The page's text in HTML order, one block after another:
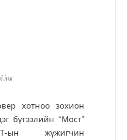
хотноо зохион
бүтээлийн “Мост”
ын жүжигчин